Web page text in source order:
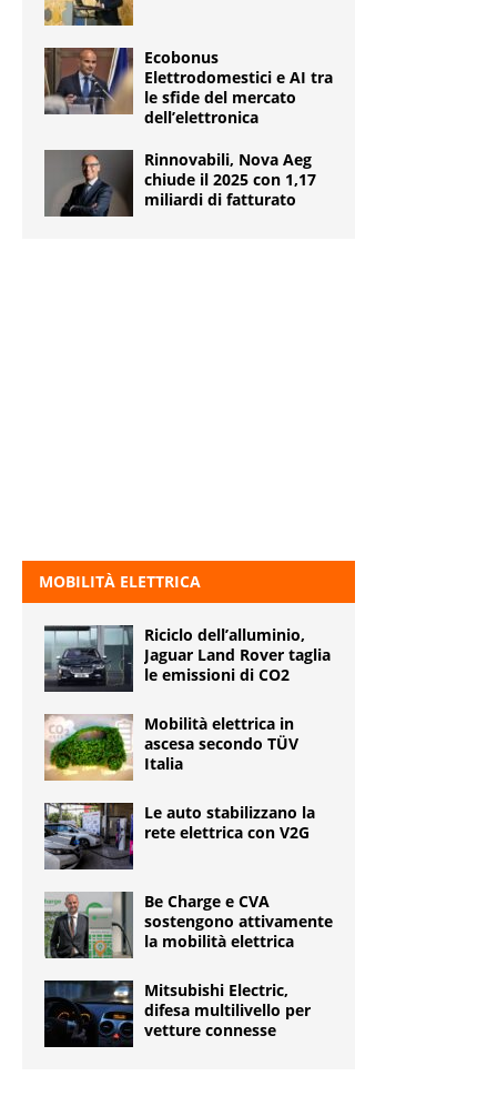
Ecobonus
Elettrodomestici e AI tra
le sfide del mercato
dell’elettronica
Rinnovabili, Nova Aeg
chiude il 2025 con 1,17
miliardi di fatturato
MOBILITÀ ELETTRICA
Riciclo dell’alluminio,
Jaguar Land Rover taglia
le emissioni di CO2
Mobilità elettrica in
ascesa secondo TÜV
Italia
Le auto stabilizzano la
rete elettrica con V2G
Be Charge e CVA
sostengono attivamente
la mobilità elettrica
Mitsubishi Electric,
difesa multilivello per
vetture connesse